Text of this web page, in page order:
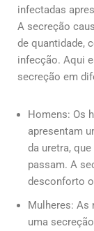
infectadas
A secreção
de quantidade,
infecção. Aqui
secreção em
Homens: Os
apresentam
da uretra,
passam. A
desconforto
Mulheres: As
uma